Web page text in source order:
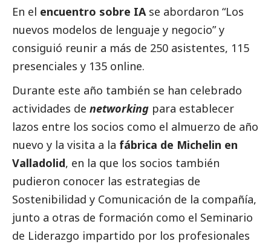
En el encuentro sobre IAse abordaron “Los
nuevos modelos de lenguaje y negocio” y
consiguió reunir a más de 250 asistentes, 115
presenciales y 135 online.
Durante este año también se han celebrado
actividades de networking para establecer
lazos entre los socios como el almuerzo de año
nuevo y la visita a la fábrica de Michelin en
Valladolid, en la que los socios también
pudieron conocer las estrategias de
Sostenibilidad y Comunicación de la compañía,
junto a otras de formación como el Seminario
de Liderazgo impartido por los profesionales